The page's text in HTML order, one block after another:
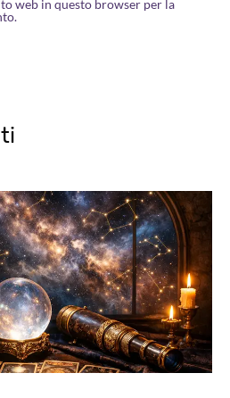
web in questo browser per la